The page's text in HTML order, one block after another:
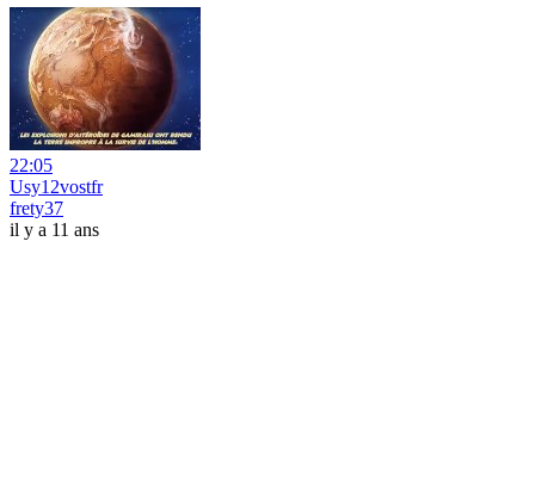
22:05
Usy12vostfr
frety37
il y a 11 ans